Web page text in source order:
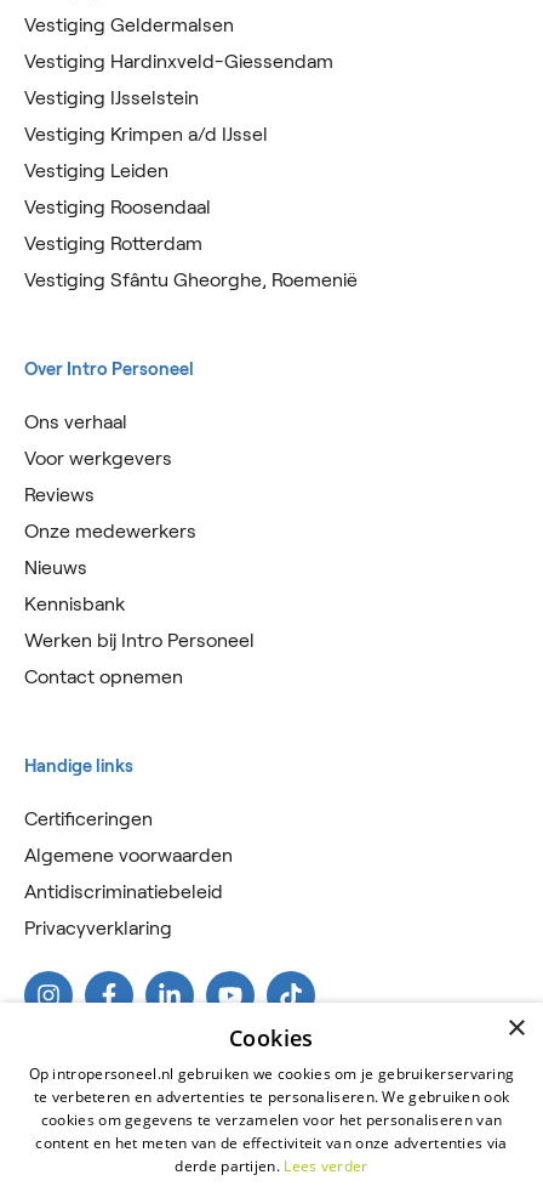
Vestiging Geldermalsen
Vestiging Hardinxveld-Giessendam
Vestiging IJsselstein
Vestiging Krimpen a/d IJssel
Vestiging Leiden
Vestiging Roosendaal
Vestiging Rotterdam
Vestiging Sfântu Gheorghe, Roemenië
Over Intro Personeel
Ons verhaal
Voor werkgevers
Reviews
Onze medewerkers
Nieuws
Kennisbank
Werken bij Intro Personeel
Contact opnemen
Handige links
Certificeringen
Algemene voorwaarden
Antidiscriminatiebeleid
Privacyverklaring
2026 © Intro Personeel
×
Cookies
Op intropersoneel.nl gebruiken we cookies om je gebruikerservaring
te verbeteren en advertenties te personaliseren. We gebruiken ook
cookies om gegevens te verzamelen voor het personaliseren van
content en het meten van de effectiviteit van onze advertenties via
derde partijen. Lees verder